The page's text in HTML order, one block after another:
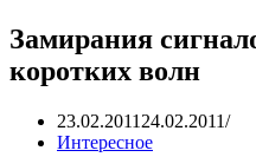
Замирания
коротких волн
23.02.2011 24.02.2011
Интересное